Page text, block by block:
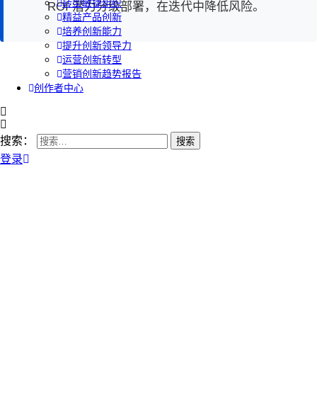
转型敏捷组织
精益产品创新
培养创新能力
提升创新领导力
运营创新转型
营销创新趋势报告
创作者中心
搜索：
登录
ROI 潜力分级部署，在迭代中降低风险。